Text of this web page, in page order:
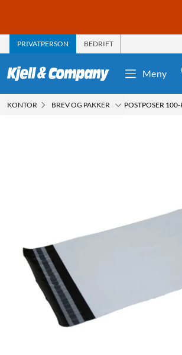
PRIVATPERSON BEDRIFT
Meny
KONTOR BREV OG PAKKER POSTPOSER 100-